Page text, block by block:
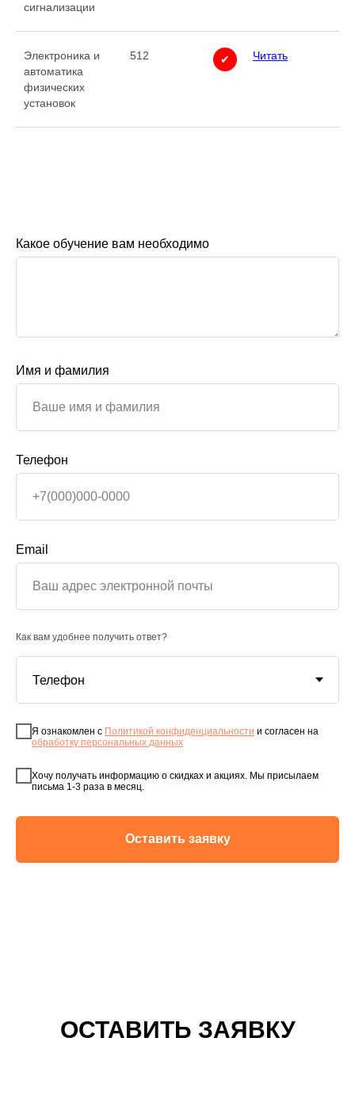
сигнализации
Электроника и
автоматика
физических
установок
512 ✔ Читать
Какое обучение вам необходимо
Имя и фамилия
Телефон
Email
Как вам удобнее получить ответ?
Я ознакомлен с Политикой конфиденциальности и согласен на
обработку персональных данных
Хочу получать информацию о скидках и акциях. Мы присылаем
письма 1-3 раза в месяц.
Оставить заявку
ОСТАВИТЬ ЗАЯВКУ